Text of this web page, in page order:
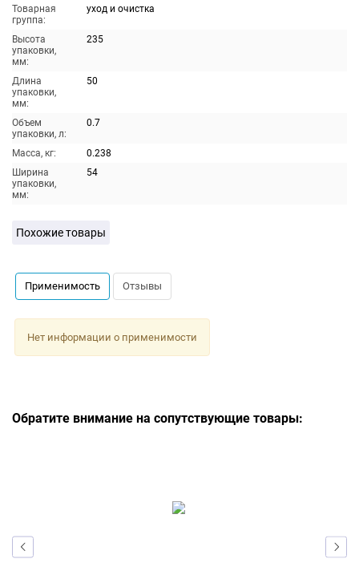
Товарная
группа:
уход и очистка
Высота
упаковки,
мм:
235
Длина
упаковки,
мм:
50
Объем
упаковки, л:
0.7
Масса, кг:
0.238
Ширина
упаковки,
мм:
54
Похожие товары
Применимость Отзывы
Нет информации о применимости
Обратите внимание на сопутствующие товары: